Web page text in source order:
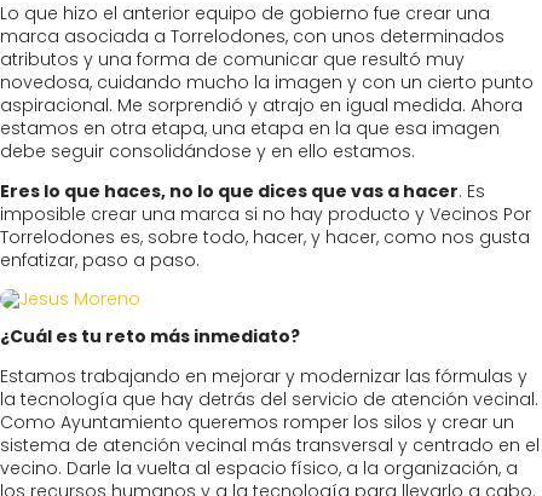
Lo que hizo el anterior equipo de gobierno fue crear una
marca asociada a Torrelodones, con unos determinados
atributos y una forma de comunicar que resultó muy
novedosa, cuidando mucho la imagen y con un cierto punto
aspiracional. Me sorprendió y atrajo en igual medida. Ahora
estamos en otra etapa, una etapa en la que esa imagen
debe seguir consolidándose y en ello estamos.
Eres lo que haces, no lo que dices que vas a hacer. Es
imposible crear una marca si no hay producto y Vecinos Por
Torrelodones es, sobre todo, hacer, y hacer, como nos gusta
enfatizar, paso a paso.
¿Cuál es tu reto más inmediato?
Estamos trabajando en mejorar y modernizar las fórmulas y
la tecnología que hay detrás del servicio de atención vecinal.
Como Ayuntamiento queremos romper los silos y crear un
sistema de atención vecinal más transversal y centrado en el
vecino. Darle la vuelta al espacio físico, a la organización, a
los recursos humanos y a la tecnología para llevarlo a cabo.